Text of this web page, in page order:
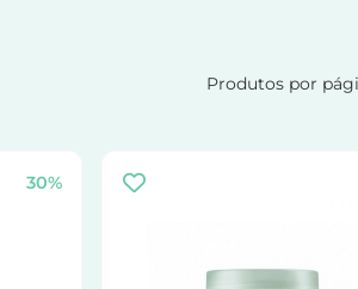
Produtos por
30%